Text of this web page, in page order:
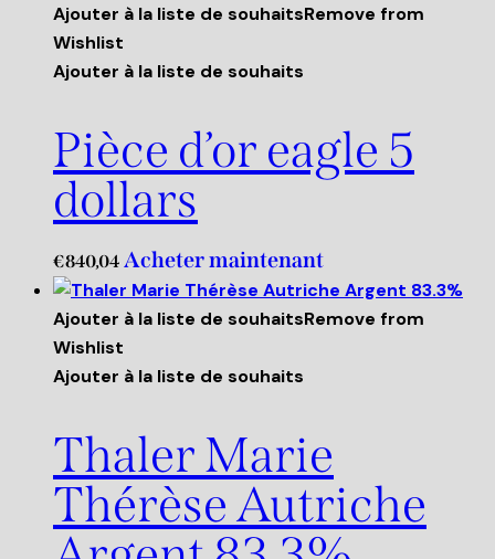
Ajouter à la liste de souhaitsRemove from
Wishlist
Ajouter à la liste de souhaits
Pièce d’or eagle 5
dollars
€840,04 Acheter maintenant
Ajouter à la liste de souhaitsRemove from
Wishlist
Ajouter à la liste de souhaits
Thaler Marie
Thérèse Autriche